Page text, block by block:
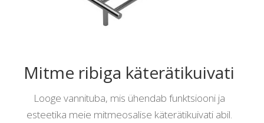
Mitme ribiga käterätikuivati
Looge vannituba, mis ühendab funktsiooni ja
esteetika meie mitmeosalise käterätikuivati abil.